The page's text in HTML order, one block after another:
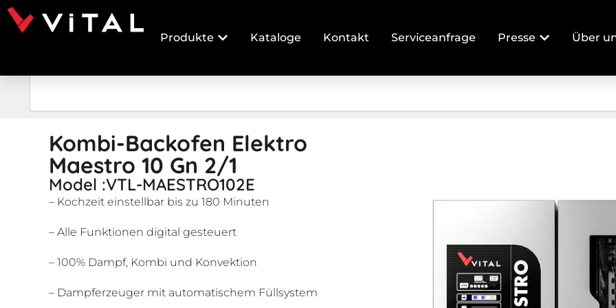
Produkte Kataloge Kontakt Serviceanfrage Presse Über
Kombi-Backofen Elektro
Maestro 10 Gn 2/1
Model :VTL-MAESTRO102E
– Kochzeit einstellbar bis zu 180 Minuten
– Alle Funktionen digital gesteuert
– 100% Dampf, Kombi und Konvektion
– Dampferzeuger mit automatischem Füllsystem